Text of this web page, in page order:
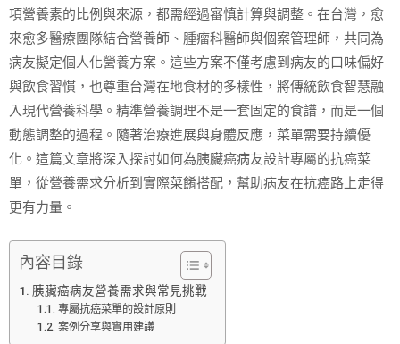
項營養素的比例與來源，都需經過審慎計算與調整。在台灣，愈
來愈多醫療團隊結合營養師、腫瘤科醫師與個案管理師，共同為
病友擬定個人化營養方案。這些方案不僅考慮到病友的口味偏好
與飲食習慣，也尊重台灣在地食材的多樣性，將傳統飲食智慧融
入現代營養科學。精準營養調理不是一套固定的食譜，而是一個
動態調整的過程。隨著治療進展與身體反應，菜單需要持續優
化。這篇文章將深入探討如何為胰臟癌病友設計專屬的抗癌菜
單，從營養需求分析到實際菜餚搭配，幫助病友在抗癌路上走得
更有力量。
內容目錄
胰臟癌病友營養需求與常見挑戰
專屬抗癌菜單的設計原則
案例分享與實用建議